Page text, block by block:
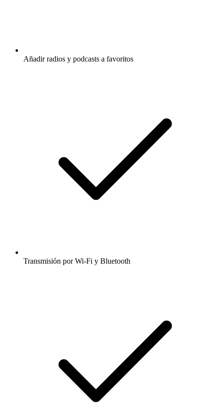
Añadir radios y podcasts a favoritos
Transmisión por Wi-Fi y Bluetooth